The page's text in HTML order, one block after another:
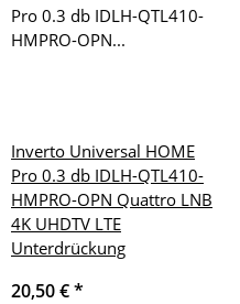
Inverto Universal HOME
Pro 0.3 db IDLH-QTL410-
HMPRO-OPN Quattro LNB
4K UHDTV LTE
Unterdrückung
20,50 €*